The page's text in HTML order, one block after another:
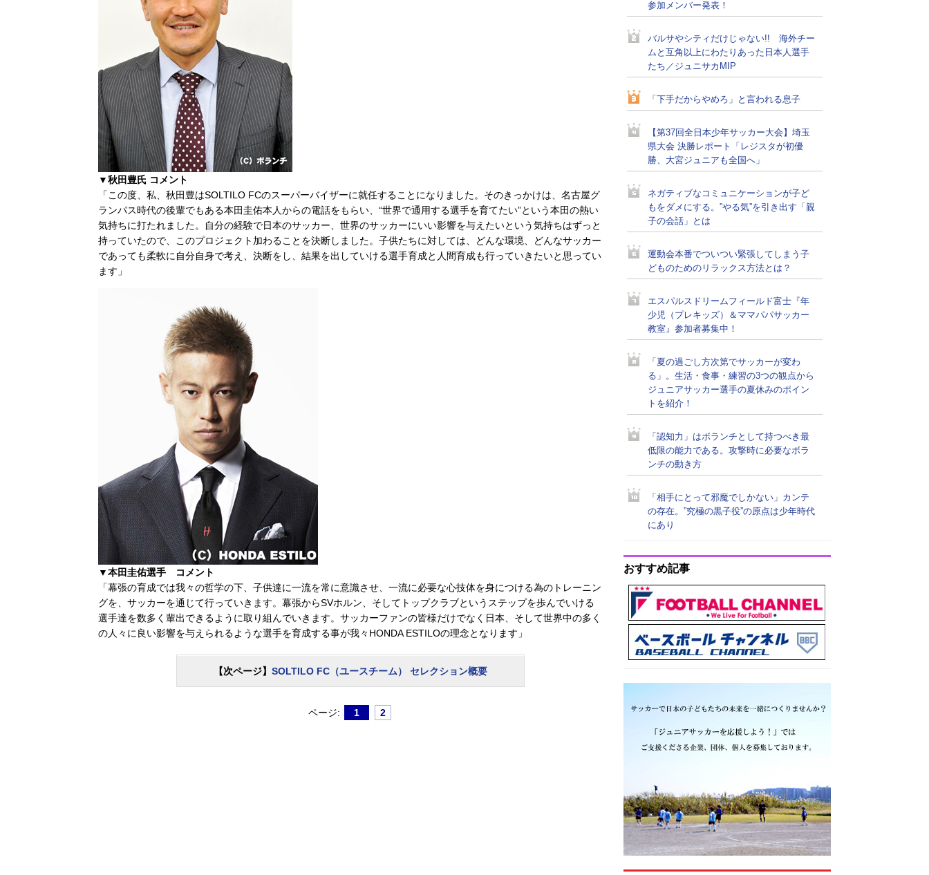
▼秋田豊氏 コメント
「この度、私、秋田豊はSOLTILO FCのスーパーバイザーに就任することになりました。そのきっかけは、名古屋グ
ランパス時代の後輩でもある本田圭佑本人からの電話をもらい、“世界で通用する選手を育てたい”という本田の熱い
気持ちに打たれました。自分の経験で日本のサッカー、世界のサッカーにいい影響を与えたいという気持ちはずっと
持っていたので、このプロジェクト加わることを決断しました。子供たちに対しては、どんな環境、どんなサッカー
であっても柔軟に自分自身で考え、決断をし、結果を出していける選手育成と人間育成も行っていきたいと思ってい
ます」
▼本田圭佑選手 コメント
「幕張の育成では我々の哲学の下、子供達に一流を常に意識させ、一流に必要な心技体を身につける為のトレーニン
グを、サッカーを通じて行っていきます。幕張からSVホルン、そしてトップクラブというステップを歩んでいける
選手達を数多く輩出できるように取り組んでいきます。サッカーファンの皆様だけでなく日本、そして世界中の多く
の人々に良い影響を与えられるような選手を育成する事が我々HONDA ESTILOの理念となります」
【次ページ】 SOLTILO FC（ユースチーム） セレクション概要
ページ: 1 2
参加メンバー発表！
バルサやシティだけじゃない!! 海外チー
ムと互角以上にわたりあった日本人選手
たち／ジュニサカMIP
「下手だからやめろ」と言われる息子
【第37回全日本少年サッカー大会】埼玉
県大会 決勝レポート「レジスタが初優
勝、大宮ジュニアも全国へ」
ネガティブなコミュニケーションが子ど
もをダメにする。”やる気”を引き出す「親
子の会話」とは
運動会本番でついつい緊張してしまう子
どものためのリラックス方法とは？
エスパルスドリームフィールド富士『年
少児（プレキッズ）＆ママパパサッカー
教室』参加者募集中！
「夏の過ごし方次第でサッカーが変わ
る」。生活・食事・練習の3つの観点から
ジュニアサッカー選手の夏休みのポイン
トを紹介！
「認知力」はボランチとして持つべき最
低限の能力である。攻撃時に必要なボラ
ンチの動き方
「相手にとって邪魔でしかない」カンテ
の存在。”究極の黒子役”の原点は少年時代
にあり
おすすめ記事